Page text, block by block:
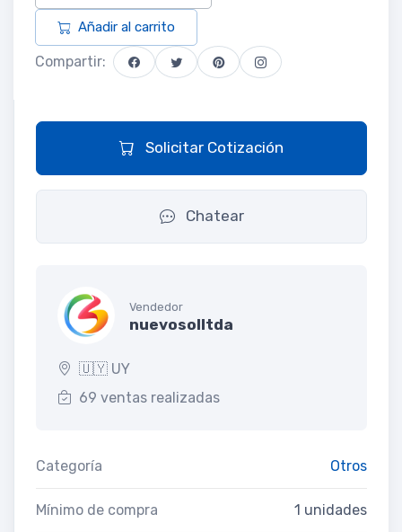
Añadir al carrito
Compartir:
Solicitar Cotización
Chatear
Vendedor
nuevosolltda
🇺🇾 UY
69 ventas realizadas
Categoría Otros
Mínimo de compra 1 unidades